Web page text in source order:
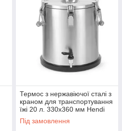
Термос з нержавіючої сталі з
краном для транспортування
їжі 20 л. 330х360 мм Hendi
710227
Під замовлення